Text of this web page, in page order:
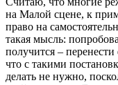
на Малой сцене, к
право на
такая мысль:
получится –
что с такими
делать не нужно,